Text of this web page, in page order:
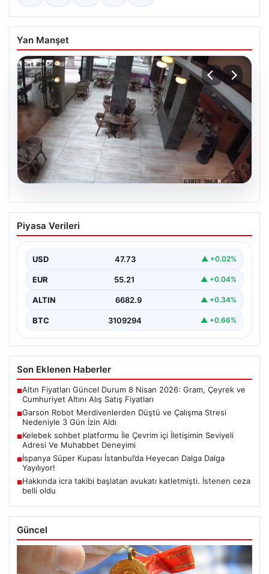
Yan Manşet
Garson Robot Merdivenlerden Düştü ve
Çalışma Stresi Nedeniyle 3 Gün İzin
Amasya'da faaliyet gösteren bir restoranda görev
gündeme…
Piyasa Verileri
USD 47.73 ▲ +0.02%
EUR 55.21 ▲ +0.04%
ALTIN 6682.9 ▲ +0.34%
BTC 3109294 ▲ +0.66%
Son Eklenen Haberler
■Altın Fiyatları Güncel Durum 8 Nisan 2026: Gram, Çeyrek ve
Cumhuriyet Altını Alış Satış Fiyatları
■Garson Robot Merdivenlerden Düştü ve Çalışma Stresi
Nedeniyle 3 Gün İzin Aldı
■Kelebek sohbet platformu İle Çevrim içi İletişimin Seviyeli
Adresi Ve Muhabbet Deneyimi
■İspanya Süper Kupası İstanbul’da Heyecan Dalga Dalga
Yayılıyor!
■Hakkında icra takibi başlatan avukatı katletmişti. İstenen ceza
belli oldu
Güncel